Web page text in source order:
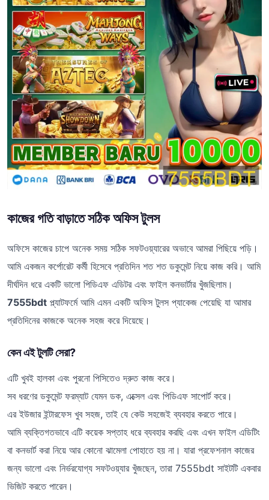
কাজের গতি বাড়াতে সঠিক অফিস টুলস
অফিসে কাজের চাপে অনেক সময় সঠিক সফটওয়্যারের অভাবে আমরা পিছিয়ে পড়ি।
আমি একজন কর্পোরেট কর্মী হিসেবে প্রতিদিন শত শত ডকুমেন্ট নিয়ে কাজ করি। আমি
দীর্ঘদিন ধরে একটি ভালো পিডিএফ এডিটর এবং ফাইল কনভার্টার খুঁজছিলাম।
7555bdt প্ল্যাটফর্মে আমি এমন একটি অফিস টুলস প্যাকেজ পেয়েছি যা আমার
প্রতিদিনের কাজকে অনেক সহজ করে দিয়েছে।
কেন এই টুলটি সেরা?
এটি খুবই হালকা এবং পুরনো পিসিতেও দ্রুত কাজ করে।
সব ধরণের ডকুমেন্ট ফরম্যাট যেমন ডক, এক্সেল এবং পিডিএফ সাপোর্ট করে।
এর ইউজার ইন্টারফেস খুব সহজ, তাই যে কেউ সহজেই ব্যবহার করতে পারে।
আমি ব্যক্তিগতভাবে এটি কয়েক সপ্তাহ ধরে ব্যবহার করছি এবং এখন ফাইল এডিটিং
বা কনভার্ট করা নিয়ে আর কোনো ঝামেলা পোহাতে হয় না। যারা প্রফেশনাল কাজের
জন্য ভালো এবং নির্ভরযোগ্য সফটওয়্যার খুঁজছেন, তারা 7555bdt সাইটটি একবার
ভিজিট করতে পারেন।